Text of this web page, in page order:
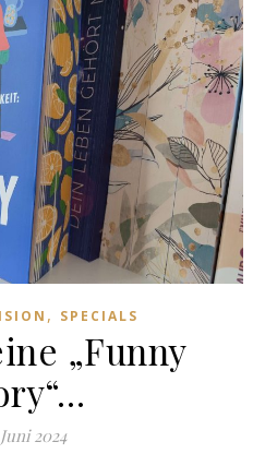
, SPECIALS
„Funny
2024